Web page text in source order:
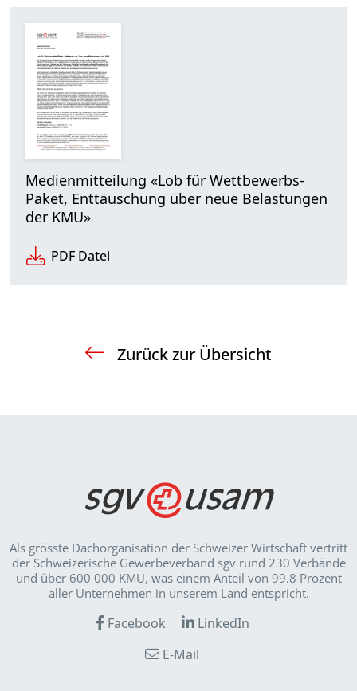
Medienmitteilung «Lob für Wettbewerbs-
Paket, Enttäuschung über neue Belastungen
der KMU»
PDF Datei
Zurück zur Übersicht
Als grösste Dachorganisation der Schweizer Wirt­schaft vertritt
der Schweizerische Gewerbeverband sgv rund 230 Verbände
und über 600 000 KMU, was einem Anteil von 99.8 Prozent
aller Unternehmen in unserem Land entspricht.
Facebook
LinkedIn
E-Mail